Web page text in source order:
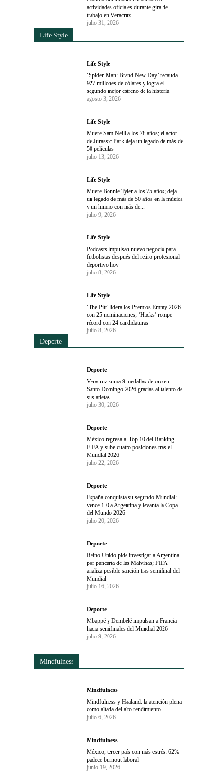
actividades oficiales durante gira de
trabajo en Veracruz
julio 31, 2026
Life Style
Life Style
‘Spider-Man: Brand New Day’ recauda
927 millones de dólares y logra el
segundo mejor estreno de la historia
agosto 3, 2026
Life Style
Muere Sam Neill a los 78 años; el actor
de Jurassic Park deja un legado de más de
50 películas
julio 13, 2026
Life Style
Muere Bonnie Tyler a los 75 años; deja
un legado de más de 50 años en la música
y un himno con más de...
julio 9, 2026
Life Style
Podcasts impulsan nuevo negocio para
futbolistas después del retiro profesional
deportivo hoy
julio 8, 2026
Life Style
‘The Pitt’ lidera los Premios Emmy 2026
con 25 nominaciones; ‘Hacks’ rompe
récord con 24 candidaturas
julio 8, 2026
Deporte
Deporte
Veracruz suma 9 medallas de oro en
Santo Domingo 2026 gracias al talento de
sus atletas
julio 30, 2026
Deporte
México regresa al Top 10 del Ranking
FIFA y sube cuatro posiciones tras el
Mundial 2026
julio 22, 2026
Deporte
España conquista su segundo Mundial:
vence 1-0 a Argentina y levanta la Copa
del Mundo 2026
julio 20, 2026
Deporte
Reino Unido pide investigar a Argentina
por pancarta de las Malvinas; FIFA
analiza posible sanción tras semifinal del
Mundial
julio 16, 2026
Deporte
Mbappé y Dembélé impulsan a Francia
hacia semifinales del Mundial 2026
julio 9, 2026
Mindfulness
Mindfulness
Mindfulness y Haaland: la atención plena
como aliada del alto rendimiento
julio 6, 2026
Mindfulness
México, tercer país con más estrés: 62%
padece burnout laboral
junio 19, 2026